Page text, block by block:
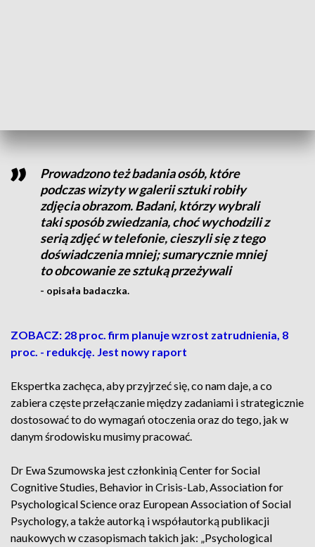
Prowadzono też badania osób, które
podczas wizyty w galerii sztuki robiły
zdjęcia obrazom. Badani, którzy wybrali
taki sposób zwiedzania, choć wychodzili z
serią zdjęć w telefonie, cieszyli się z tego
doświadczenia mniej; sumarycznie mniej
to obcowanie ze sztuką przeżywali
- opisała badaczka.
ZOBACZ: 28 proc. firm planuje wzrost zatrudnienia, 8
proc. - redukcję. Jest nowy raport
Ekspertka zachęca, aby przyjrzeć się, co nam daje, a co
zabiera częste przełączanie między zadaniami i strategicznie
dostosować to do wymagań otoczenia oraz do tego, jak w
danym środowisku musimy pracować.
Dr Ewa Szumowska jest członkinią Center for Social
Cognitive Studies, Behavior in Crisis-Lab, Association for
Psychological Science oraz European Association of Social
Psychology, a także autorką i współautorką publikacji
naukowych w czasopismach takich jak: „Psychological